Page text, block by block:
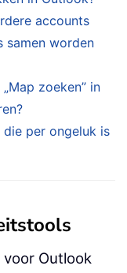
accounts
samen worden
zoeken” in
per ongeluk is
Outlook